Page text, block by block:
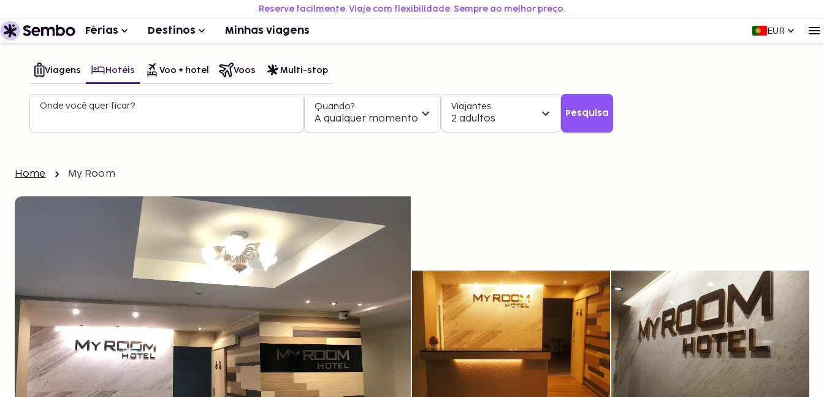
Reserve facilmente. Viaje com flexibilidade. Sempre ao melhor preço.
Férias Destinos Minhas viagens EUR
Viagens Hotéis Voo + hotel Voos Multi-stop
Onde você quer ficar? Quando?
A qualquer momento
Viajantes
2 adultos Pesquisa
Home My Room